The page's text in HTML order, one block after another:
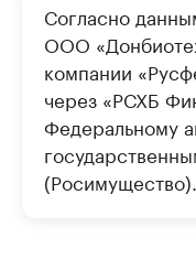
Согласно
ООО
компании
через «РСХБ
Федеральному
(Росимущество).